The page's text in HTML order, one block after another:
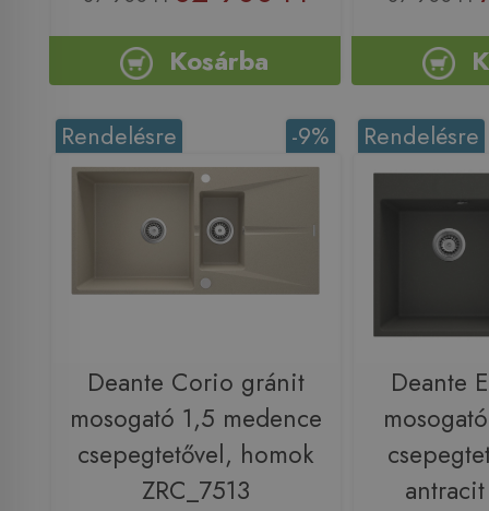
Kosárba
-9%
Rendelésre
Deante Corio gránit
mosogató 1,5 medence
csepegtetővel, homok
ZRC_7513
Rendelésre
Deante
antracit